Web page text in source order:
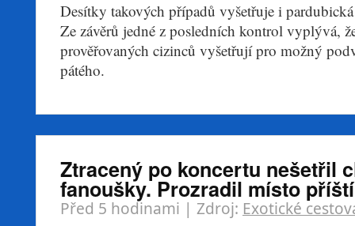
Desítky takových případů vyšetřuje i
Ze závěrů jedné z posledních kontrol vyplývá,
prověřovaných cizinců vyšetřují pro možný
pátého.
Ztracený po koncertu nešetřil
fanoušky. Prozradil místo
Před 5 hodinami | Zdroj: Exotické